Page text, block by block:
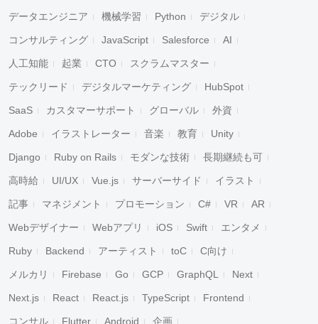
データエンジニア 機械学習 Python デジタル
コンサルティング JavaScript Salesforce AI
人工知能 起業 CTO スクラムマスター
テックリード デジタルマーケティング HubSpot
SaaS カスタマーサポート グローバル 外資
Adobe イラストレーター 音楽 教育 Unity
Django Ruby on Rails モダンな技術 長期継続も可
高時給 UI/UX Vue.js サーバーサイド イラスト
記事 マネジメント プロモーション C# VR AR
Webデザイナー Webアプリ iOS Swift エンタメ
Ruby Backend アーティスト toC C向け
メルカリ Firebase Go GCP GraphQL Next
Next.js React React.js TypeScript Frontend
コンサル Flutter Android 企画